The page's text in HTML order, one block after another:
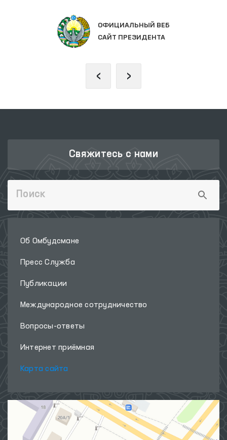
ОФИЦИАЛЬНЫЙ ВЕБ
САЙТ ПРЕЗИДЕНТА
‹ ›
Свяжитесь с нами
Об Омбудсмане
Пресс Служба
Публикации
Международное сотрудничество
Вопросы-ответы
Интернет приёмная
Карта сайта